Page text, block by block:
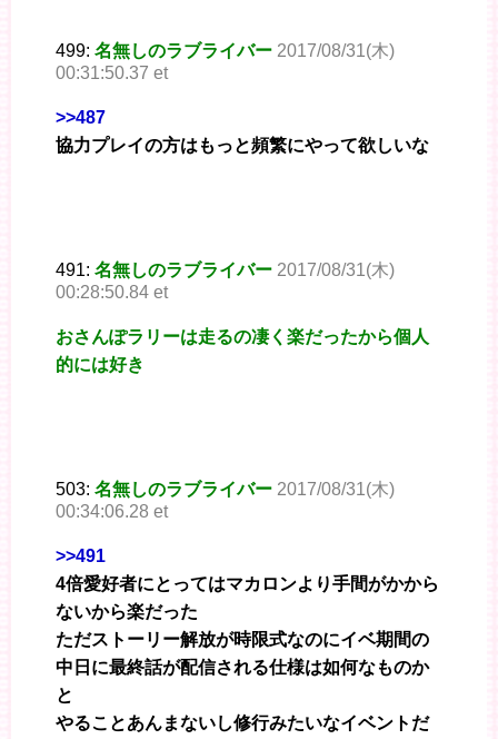
499: 名無しのラブライバー 2017/08/31(木)
00:31:50.37 et
>>487
協力プレイの方はもっと頻繁にやって欲しいな
491: 名無しのラブライバー 2017/08/31(木)
00:28:50.84 et
おさんぽラリーは走るの凄く楽だったから個人
的には好き
503: 名無しのラブライバー 2017/08/31(木)
00:34:06.28 et
>>491
4倍愛好者にとってはマカロンより手間がかから
ないから楽だった
ただストーリー解放が時限式なのにイベ期間の
中日に最終話が配信される仕様は如何なものか
と
やることあんまないし修行みたいなイベントだ